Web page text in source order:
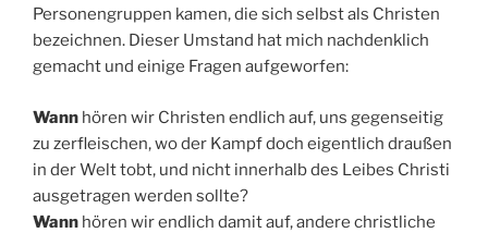
Personengruppen kamen, die sich selbst als Christen
bezeichnen. Dieser Umstand hat mich nachdenklich
gemacht und einige Fragen aufgeworfen:
Wann hören wir Christen endlich auf, uns gegenseitig
zu zerfleischen, wo der Kampf doch eigentlich draußen
in der Welt tobt, und nicht innerhalb des Leibes Christi
ausgetragen werden sollte?
Wann hören wir endlich damit auf, andere christliche